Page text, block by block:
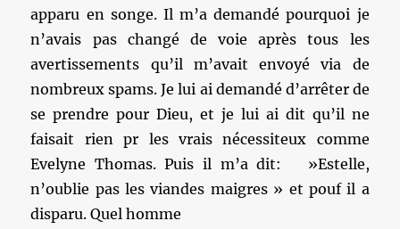
apparu en songe. Il m’a demandé pourquoi je
n’avais pas changé de voie après tous les
avertissements qu’il m’avait envoyé via de
nombreux spams. Je lui ai demandé d’arrêter de
se prendre pour Dieu, et je lui ai dit qu’il ne
faisait rien pr les vrais nécessiteux comme
Evelyne Thomas. Puis il m’a dit: »Estelle,
n’oublie pas les viandes maigres » et pouf il a
disparu. Quel homme